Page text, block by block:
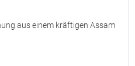
aus einem kräftigen Assam